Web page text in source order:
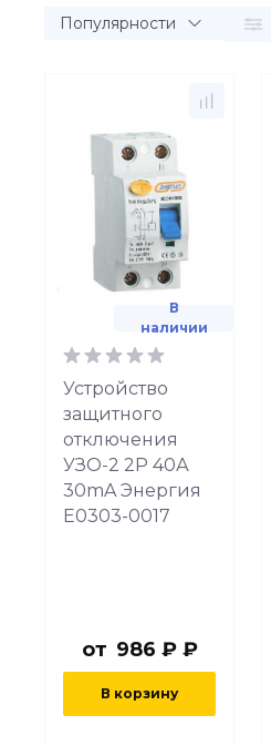
В
наличии
Устройство
защитного
отключения
УЗО-2 2Р 40А
30mA Энергия
Е0303-0017
от 986 ₽ ₽
В корзину